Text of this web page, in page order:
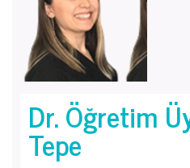
Dr. Öğretim
Tepe